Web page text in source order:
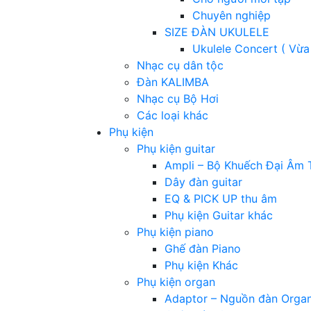
Chuyên nghiệp
SIZE ĐÀN UKULELE
Ukulele Concert ( Vừa
Nhạc cụ dân tộc
Đàn KALIMBA
Nhạc cụ Bộ Hơi
Các loại khác
Phụ kiện
Phụ kiện guitar
Ampli – Bộ Khuếch Đại Âm
Dây đàn guitar
EQ & PICK UP thu âm
Phụ kiện Guitar khác
Phụ kiện piano
Ghế đàn Piano
Phụ kiện Khác
Phụ kiện organ
Adaptor – Nguồn đàn